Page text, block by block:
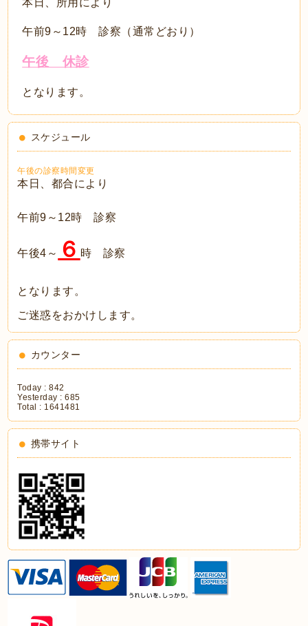
午前9～12時 診察（通常どおり）
午後 休診
となります。
スケジュール
午後の診察時間変更
本日、都合により
午前9～12時 診察
午後4～ ６ 時 診察
となります。
ご迷惑をおかけします。
カウンター
Today :842
Yesterday :685
Total : 1641481
携帯サイト